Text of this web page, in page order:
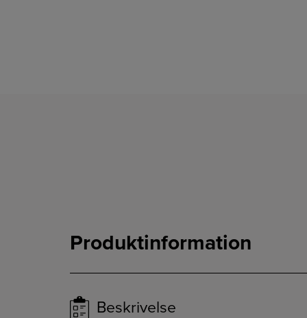
Produktinformation
Beskrivelse